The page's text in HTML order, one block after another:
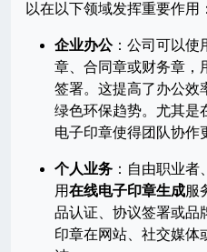
以在以下领域发挥重要作用：
企业办公：公司可以使
章、合同章或财务章，
签署。这提高了办公效
绿色环保趋势。尤其是
电子印章使得团队协作
个人业务 ：自由职业
用在线电子印章生成服
品认证、协议签署或品
印章在网站、社交媒体